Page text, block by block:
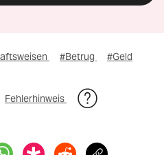
#Betrug #Geld
Fehlerhinweis